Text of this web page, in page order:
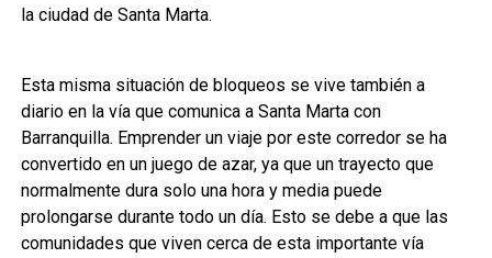
la ciudad de Santa Marta.
Esta misma situación de bloqueos se vive también a
diario en la vía que comunica a Santa Marta con
Barranquilla. Emprender un viaje por este corredor se ha
convertido en un juego de azar, ya que un trayecto que
normalmente dura solo una hora y media puede
prolongarse durante todo un día. Esto se debe a que las
comunidades que viven cerca de esta importante vía